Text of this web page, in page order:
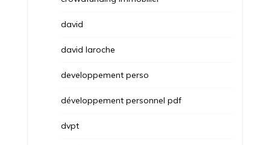
david
david laroche
developpement perso
développement personnel pdf
dvpt